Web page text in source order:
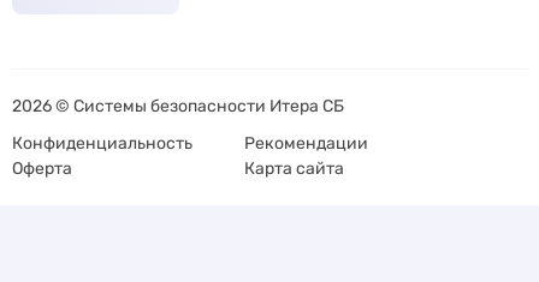
2026 © Системы безопасности Итера СБ
Конфиденциальность
Рекомендации
Оферта
Карта сайта